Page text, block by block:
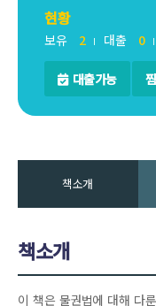
현황
보유 2 대출 0
대출가능
책소개
책소개
이 책은 물권법에 대해 다